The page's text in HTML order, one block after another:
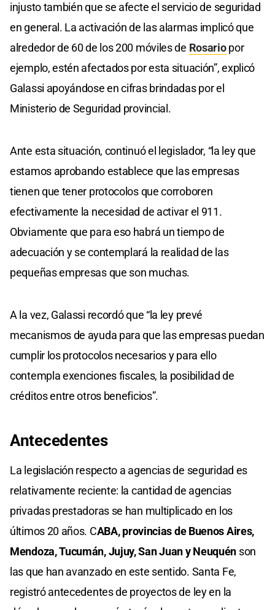
injusto también que se afecte el servicio de seguridad
en general. La activación de las alarmas implicó que
alrededor de 60 de los 200 móviles de Rosariopor
ejemplo, estén afectados por esta situación”, explicó
Galassi apoyándose en cifras brindadas por el
Ministerio de Seguridad provincial.
Ante esta situación, continuó el legislador, “la ley que
estamos aprobando establece que las empresas
tienen que tener protocolos que corroboren
efectivamente la necesidad de activar el 911.
Obviamente que para eso habrá un tiempo de
adecuación y se contemplará la realidad de las
pequeñas empresas que son muchas.
A la vez, Galassi recordó que “la ley prevé
mecanismos de ayuda para que las empresas puedan
cumplir los protocolos necesarios y para ello
contempla exenciones fiscales, la posibilidad de
créditos entre otros beneficios”.
Antecedentes
La legislación respecto a agencias de seguridad es
relativamente reciente: la cantidad de agencias
privadas prestadoras se han multiplicado en los
últimos 20 años. CABA, provincias de Buenos Aires,
Mendoza, Tucumán, Jujuy, San Juan y Neuquén son
las que han avanzado en este sentido. Santa Fe,
registró antecedentes de proyectos de ley en la